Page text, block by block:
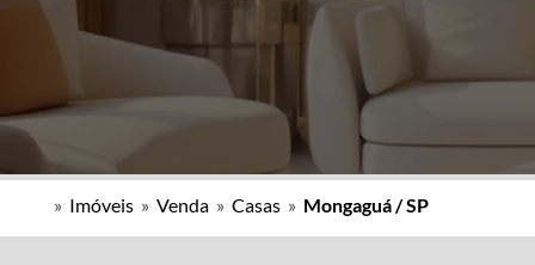
» Imóveis » Venda » Casas » Mongaguá / SP